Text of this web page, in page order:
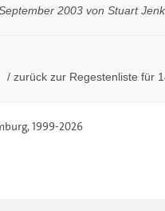
2003 von Stuart
/ zurück zur Regestenliste für
, 1999-2026